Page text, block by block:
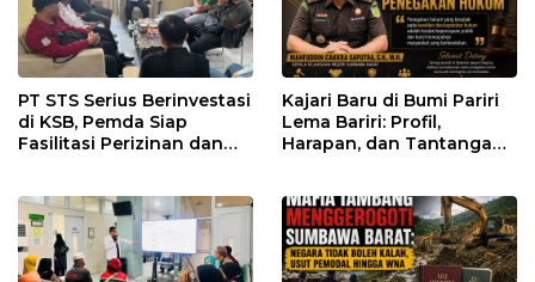
PT STS Serius Berinvestasi
di KSB, Pemda Siap
Fasilitasi Perizinan dan
Kajari Baru di Bumi Pariri
Lema Bariri: Profil,
Harapan, dan Tantangan